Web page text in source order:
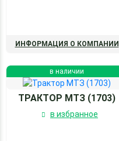
ИНФОРМАЦИЯ О КОМПАНИИ
в наличии
ТРАКТОР МТЗ (1703)
в избранное